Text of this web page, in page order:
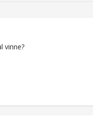
vinne?